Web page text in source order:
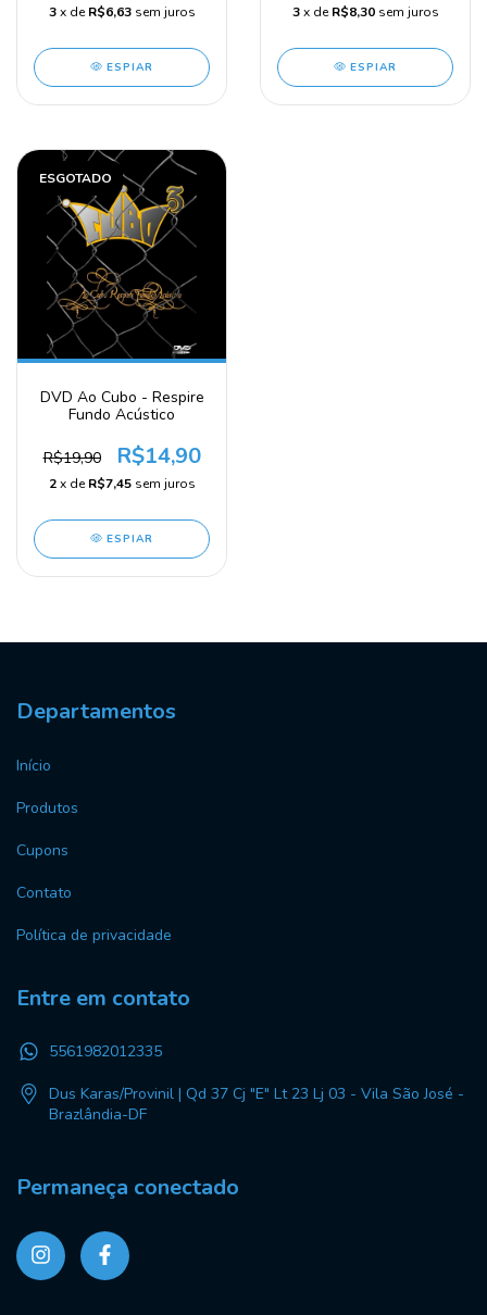
3 x deR$6,63 sem juros
ESPIAR
3 x deR$8,30 sem juros
ESPIAR
ESGOTADO
DVD Ao Cubo - Respire
Fundo Acústico
R$19,90 R$14,90
2 x deR$7,45 sem juros
ESPIAR
Departamentos
Início
Produtos
Cupons
Contato
Política de privacidade
Entre em contato
5561982012335
Dus Karas/Provinil | Qd 37 Cj "E" Lt 23 Lj 03 - Vila São José -
Brazlândia-DF
Permaneça conectado